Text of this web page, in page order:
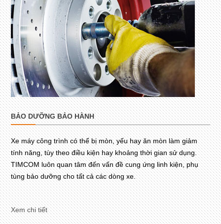
BẢO DƯỠNG BẢO HÀNH
Xe máy công trình có thể bị mòn, yếu hay ăn mòn làm giảm
tính năng, tùy theo điều kiện hay khoảng thời gian sử dụng.
TIMCOM luôn quan tâm đến vấn đề cung ứng linh kiện, phụ
tùng bảo dưỡng cho tất cả các dòng xe.
Xem chi tiết